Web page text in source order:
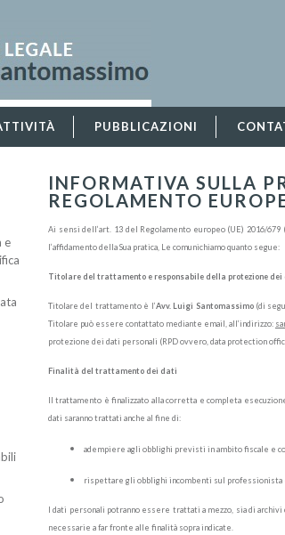
PUBBLICAZIONI
INFORMATIVA SULLA
REGOLAMENTO
Ai sensi dell’art. 13 del Regolamento europeo (UE) 2016/
l’affidamento della Sua pratica, Le comunichiamo quanto segue:
Titolare del trattamento e responsabile della protezione
Titolare del trattamento è l’Avv. Luigi Santomassimo(di
Titolare può essere contattato mediante email, all’indirizzo:
protezione dei dati personali (RPD ovvero, data protection
Finalità del trattamento dei dati
Il trattamento è finalizzato alla corretta e completa
dati saranno trattati anche al fine di:
adempiere agli obblighi previsti in ambito fiscale e
rispettare gli obblighi incombenti sul
I dati personali potranno essere trattati a mezzo, sia di
necessarie a far fronte alle finalità sopra indicate.
e